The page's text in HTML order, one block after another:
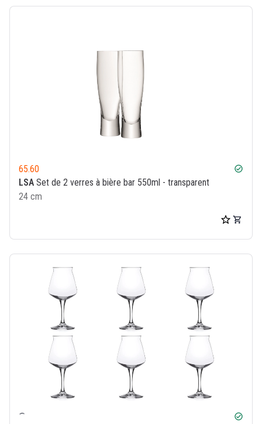
65.60 check_circle
LSA Set de 2 verres à bière bar 550ml - transparent
24 cm
check_circle